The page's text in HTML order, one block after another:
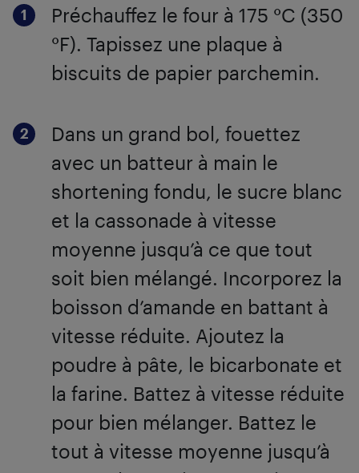
Préchauffez le four à 175 °C (350
°F). Tapissez une plaque à
biscuits de papier parchemin.
Dans un grand bol, fouettez
avec un batteur à main le
shortening fondu, le sucre blanc
et la cassonade à vitesse
moyenne jusqu’à ce que tout
soit bien mélangé. Incorporez la
boisson d’amande en battant à
vitesse réduite. Ajoutez la
poudre à pâte, le bicarbonate et
la farine. Battez à vitesse réduite
pour bien mélanger. Battez le
tout à vitesse moyenne jusqu’à